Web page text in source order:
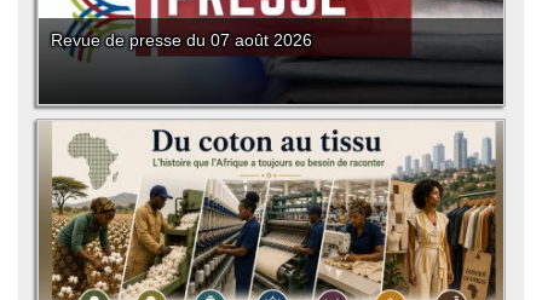
Revue de presse du 07 août 2026